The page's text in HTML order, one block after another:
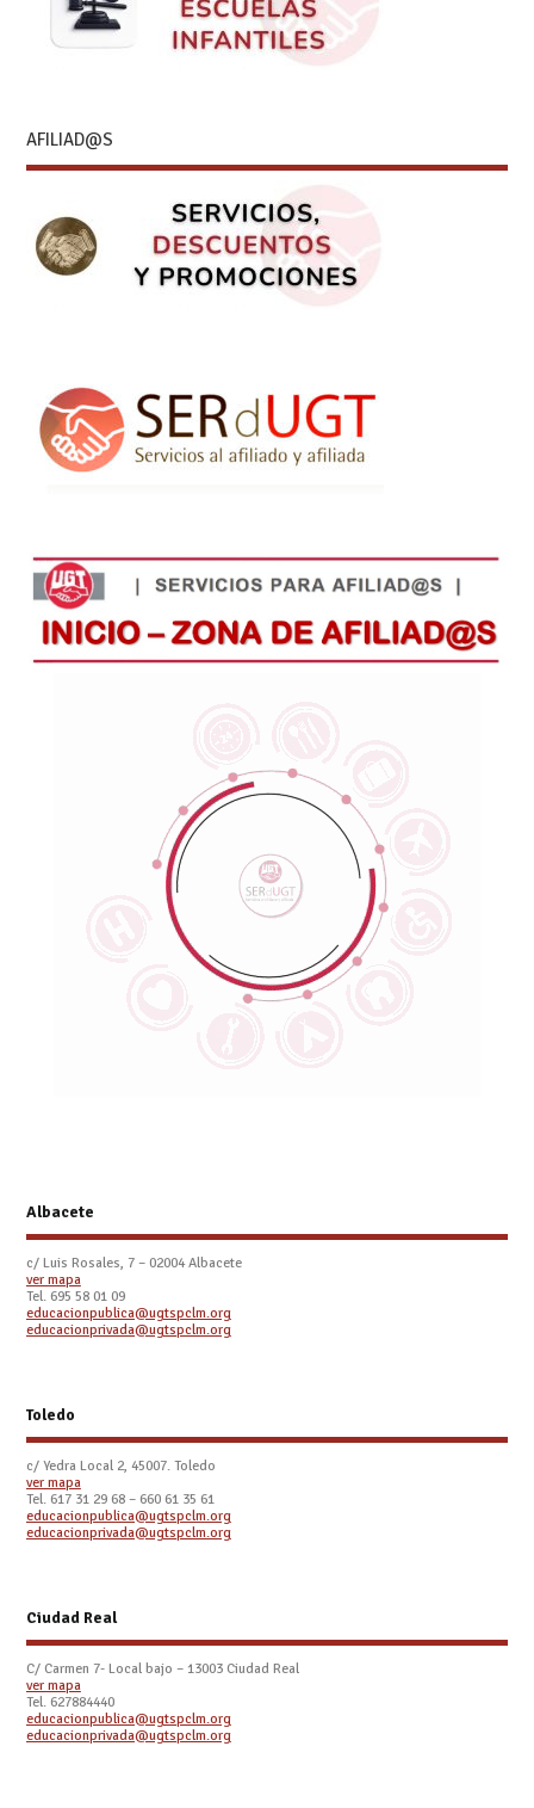
AFILIAD@S
Albacete
c/ Luis Rosales, 7 – 02004 Albacete
ver mapa
Tel. 695 58 01 09
educacionpublica@ugtspclm.org
educacionprivada@ugtspclm.org
Toledo
c/ Yedra Local 2, 45007. Toledo
ver mapa
Tel. 617 31 29 68 – 660 61 35 61
educacionpublica@ugtspclm.org
educacionprivada@ugtspclm.org
Ciudad Real
C/ Carmen 7- Local bajo – 13003 Ciudad Real
ver mapa
Tel. 627884440
educacionpublica@ugtspclm.org
educacionprivada@ugtspclm.org